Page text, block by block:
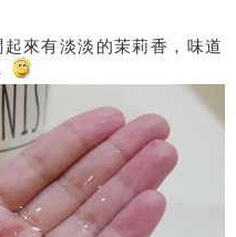
來有淡淡的茉莉香，味道